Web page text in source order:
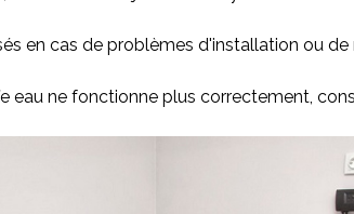
en cas de problèmes d'installation ou
eau ne fonctionne plus correctement,